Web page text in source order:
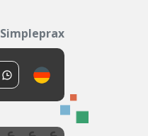
Simpleprax